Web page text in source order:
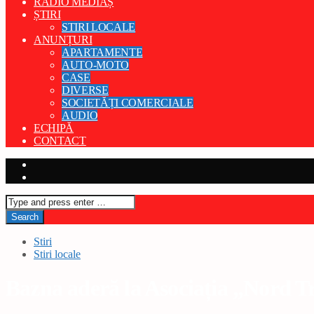
ȘTIRI
STIRI LOCALE
ANUNȚURI
APARTAMENTE
AUTO-MOTO
CASE
DIVERSE
SOCIETĂȚI COMERCIALE
AUDIO
ECHIPĂ
CONTACT
Stiri
Stiri locale